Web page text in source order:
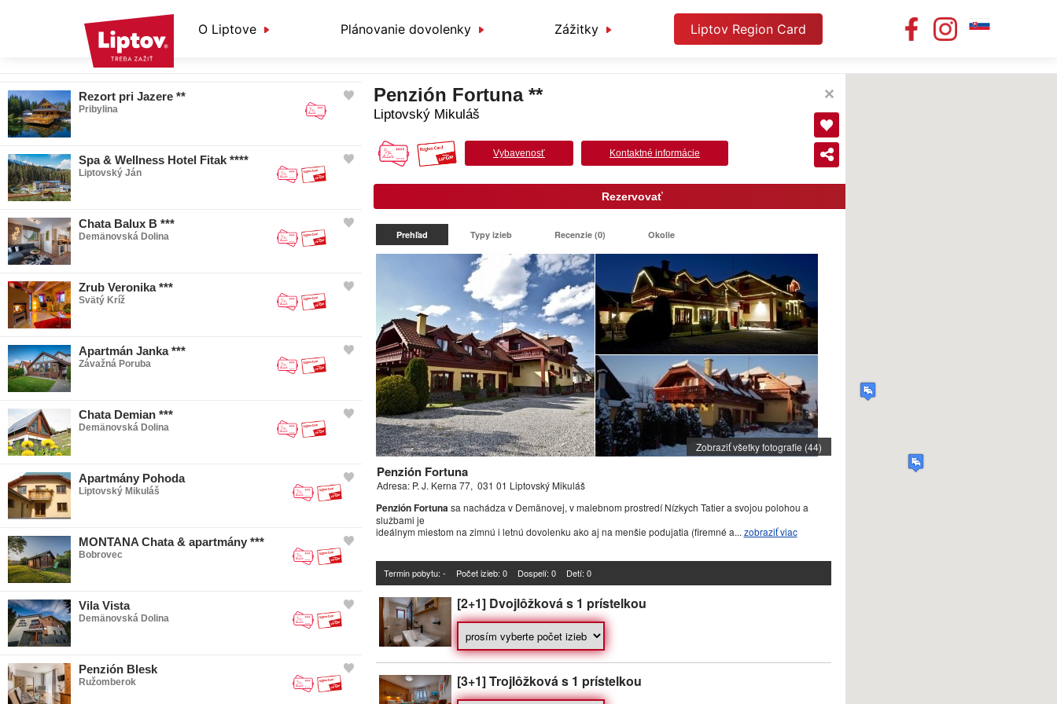
O Liptove
Informácie o Liptove
Plánovanie dovolenky
NEW! Plánovač dovolenky
Doprava
Zážitky
Aktivity a relax
Liptov s deťmi
Športové aktivity
Bežecké lyžovanie
Cyklistika
Liptov Region Card
Rezort pri Jazere **
Pribylina
Spa & Wellness Hotel Fitak ****
Liptovský Ján
Chata Balux B ***
Demänovská Dolina
Zrub Veronika ***
Svätý Kríž
Apartmán Janka ***
Závažná Poruba
Chata Demian ***
Demänovská Dolina
Apartmány Pohoda
Liptovský Mikuláš
MONTANA Chata & apartmány ***
Bobrovec
Vila Vista
Demänovská Dolina
Penzión Blesk
Ružomberok
Penzión Fortuna **
Liptovský Mikuláš
Vybavenosť Kontaktné informácie
Rezervovať
Prehľad Typy izieb Recenzie (0) Okolie
Zobraziť všetky fotografie (44)
Penzión Fortuna
Adresa: P. J. Kerna 77, 031 01 Liptovský Mikuláš
Penzión Fortuna sa nachádza v Demänovej, v malebnom prostredí Nízkych Tatier a svojou polohou a
službami je
ideálnym miestom na zimnú i letnú dovolenku ako aj na menšie podujatia (firemné a... zobraziť viac
Termin pobytu: - Počet izieb: 0 Dospelí: 0 Detí: 0
[2+1] Dvojlôžková s 1 prístelkou
[3+1] Trojlôžková s 1 prístelkou